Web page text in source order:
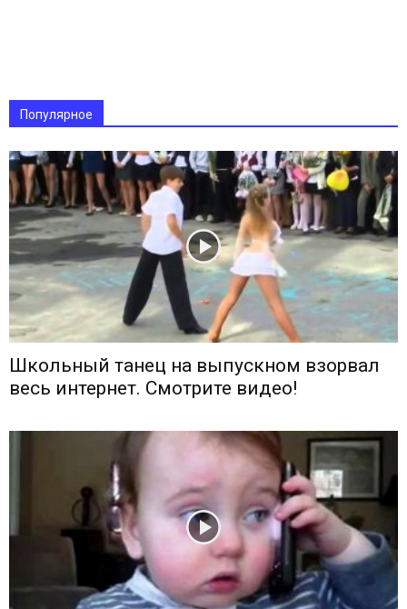
Популярное
Школьный танец на выпускном взорвал
весь интернет. Смотрите видео!